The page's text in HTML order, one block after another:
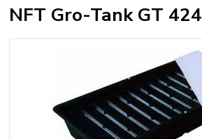
NFT Gro-Tank GT 424